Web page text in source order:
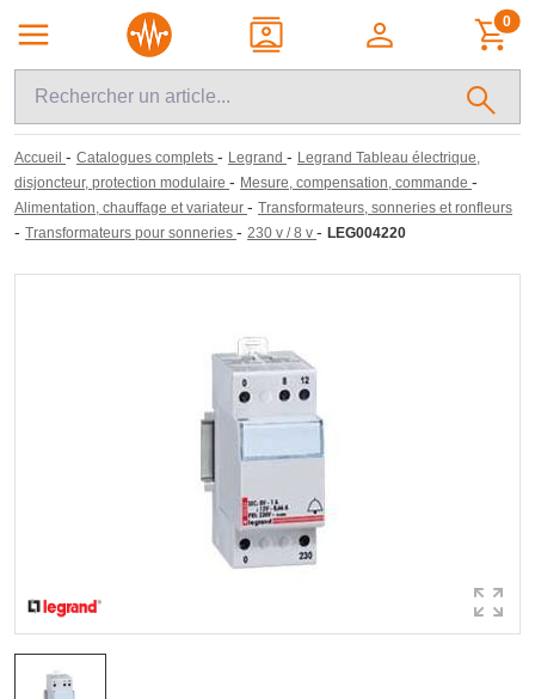
0
Accueil - Catalogues complets - Legrand - Legrand Tableau électrique,
disjoncteur, protection modulaire - Mesure, compensation, commande -
Alimentation, chauffage et variateur - Transformateurs, sonneries et ronfleurs
- Transformateurs pour sonneries - 230 v / 8 v - LEG004220